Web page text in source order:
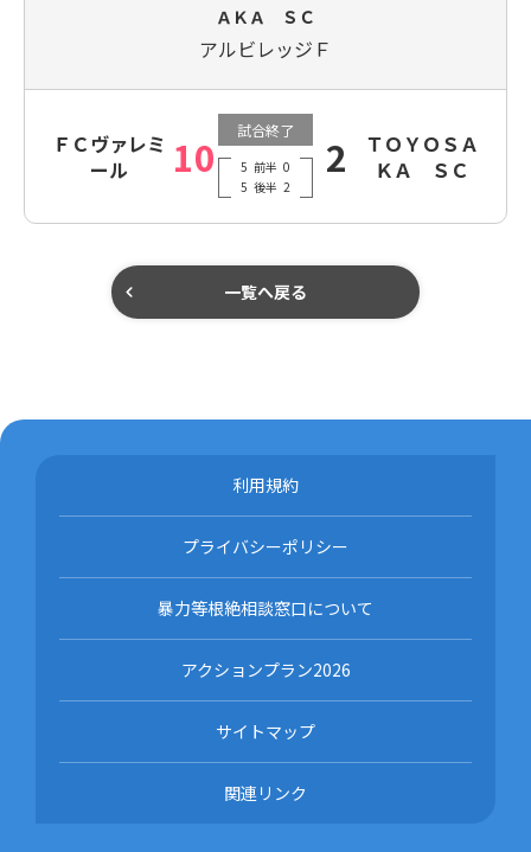
ＡＫＡ ＳＣ
アルビレッジＦ
ＦＣヴァレミ
ール
10
試合終了
5 前半 0
5 後半 2
2
ＴＯＹＯＳＡ
ＫＡ ＳＣ
一覧へ戻る
利用規約
プライバシーポリシー
暴力等根絶相談窓口について
アクションプラン2026
サイトマップ
関連リンク